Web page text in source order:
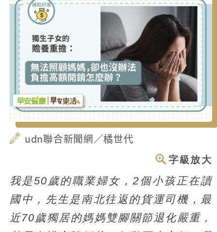
udn聯合新聞網／橘世代
字級放大
我是50歲的職業婦女，2個小孩正在讀
國中，先生是南北往返的貨運司機，最
近70歲獨居的媽媽雙腳關節退化嚴重，